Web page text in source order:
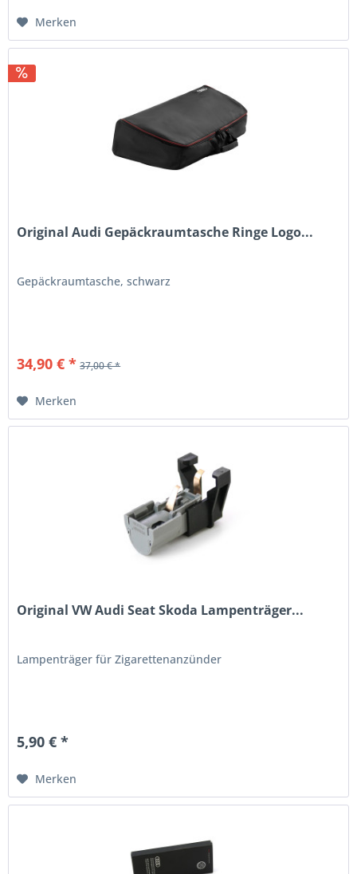
Merken
Original Audi Gepäckraumtasche Ringe Logo...
Gepäckraumtasche, schwarz
34,90 € * 37,00 € *
Merken
Original VW Audi Seat Skoda Lampenträger...
Lampenträger für Zigarettenanzünder
5,90 € *
Merken